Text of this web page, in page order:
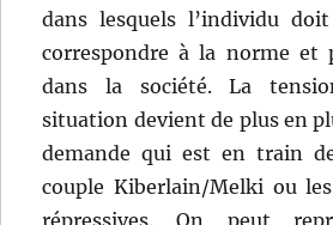
dans lesquels l’individu
correspondre à la norme et
dans la société. La
situation devient de plus en
demande qui est en train
couple Kiberlain/Melki ou